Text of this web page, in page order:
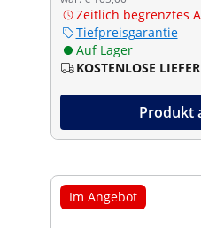
Zeitlich begrenztes
Tiefpreisgarantie
Auf Lager
KOSTENLOSE
Produkt
Im Angebot